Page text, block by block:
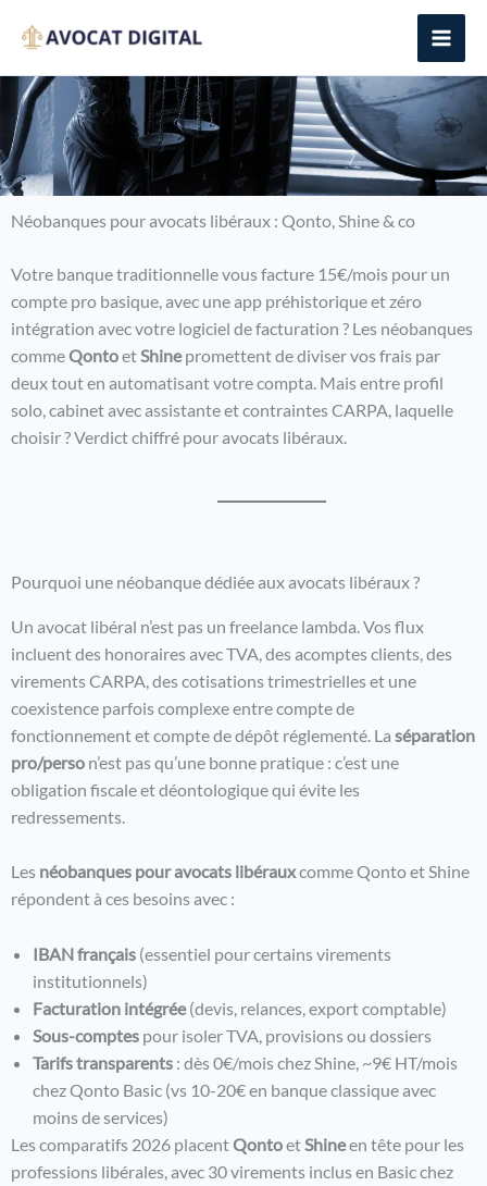
Néobanques pour avocats libéraux : Qonto, Shine & co
Votre banque traditionnelle vous facture 15€/mois pour un
compte pro basique, avec une app préhistorique et zéro
intégration avec votre logiciel de facturation ? Les néobanques
commeQontoetShinepromettent de diviser vos frais par
deux tout en automatisant votre compta. Mais entre profil
solo, cabinet avec assistante et contraintes CARPA, laquelle
choisir ? Verdict chiffré pour avocats libéraux.
Pourquoi une néobanque dédiée aux avocats libéraux ?
Un avocat libéral n’est pas un freelance lambda. Vos flux
incluent des honoraires avec TVA, des acomptes clients, des
virements CARPA, des cotisations trimestrielles et une
coexistence parfois complexe entre compte de
fonctionnement et compte de dépôt réglementé. La séparation
pro/perso n’est pas qu’une bonne pratique : c’est une
obligation fiscale et déontologique qui évite les
redressements.
Les néobanques pour avocats libérauxcomme Qonto et Shine
répondent à ces besoins avec :
IBAN français (essentiel pour certains virements
institutionnels)
Facturation intégrée(devis, relances, export comptable)
Sous-comptes pour isoler TVA, provisions ou dossiers
Tarifs transparents : dès 0€/mois chez Shine, ~9€ HT/mois
chez Qonto Basic (vs 10-20€ en banque classique avec
moins de services)
Les comparatifs 2026 placentQontoet Shineen tête pour les
professions libérales, avec 30 virements inclus en Basic chez